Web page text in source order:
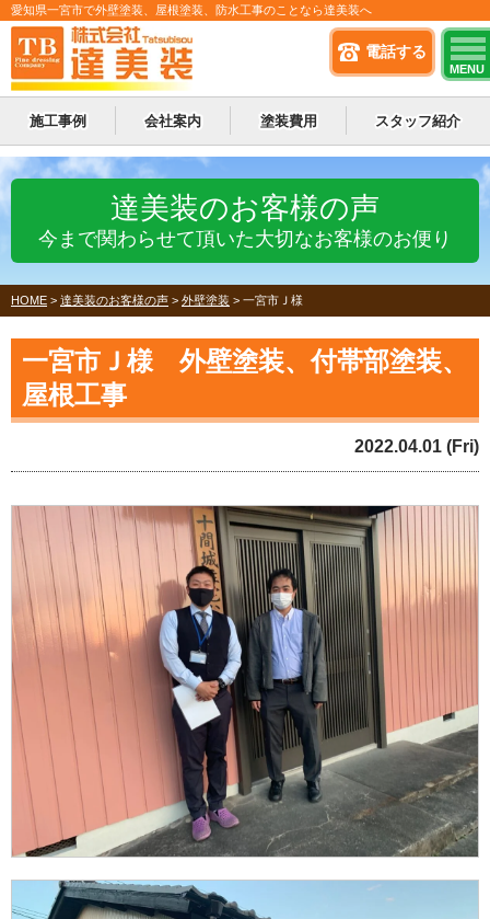
電話する
MENU
愛知県一宮市で外壁塗装、屋根塗装、防水工事のことなら達美装へ
施工事例 会社案内 塗装費用 スタッフ紹介
達美装のお客様の声
今まで関わらせて頂いた大切なお客様のお便り
HOME > 達美装のお客様の声 > 外壁塗装 > 一宮市Ｊ様
一宮市Ｊ様 外壁塗装、付帯部塗装、
屋根工事
2022.04.01 (Fri)